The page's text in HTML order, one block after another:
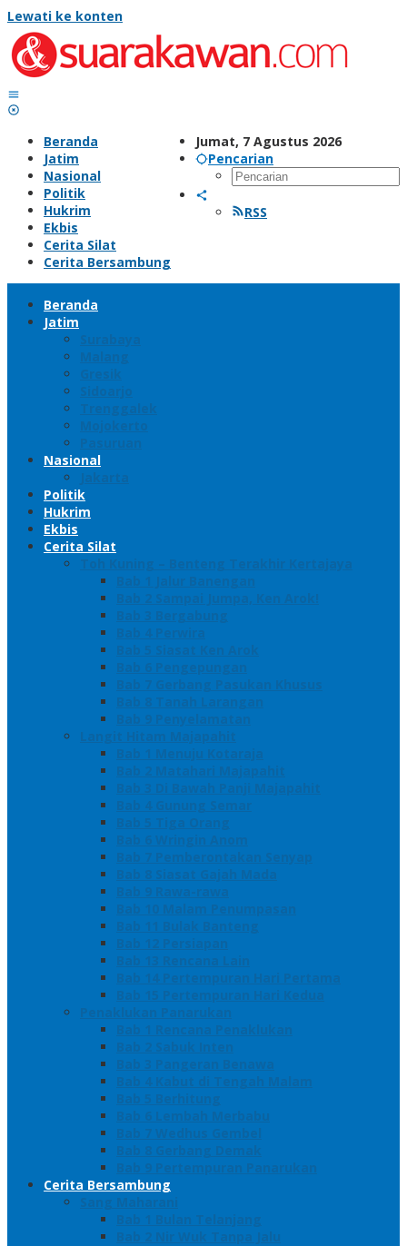
Lewati ke konten
Jumat, 7 Agustus 2026
Pencarian
RSS
Beranda
Jatim
Nasional
Politik
Hukrim
Ekbis
Cerita Silat
Cerita Bersambung
Beranda
Jatim
Surabaya
Malang
Gresik
Sidoarjo
Trenggalek
Mojokerto
Pasuruan
Nasional
Jakarta
Politik
Hukrim
Ekbis
Cerita Silat
Toh Kuning – Benteng Terakhir Kertajaya
Bab 1 Jalur Banengan
Bab 2 Sampai Jumpa, Ken Arok!
Bab 3 Bergabung
Bab 4 Perwira
Bab 5 Siasat Ken Arok
Bab 6 Pengepungan
Bab 7 Gerbang Pasukan Khusus
Bab 8 Tanah Larangan
Bab 9 Penyelamatan
Langit Hitam Majapahit
Bab 1 Menuju Kotaraja
Bab 2 Matahari Majapahit
Bab 3 Di Bawah Panji Majapahit
Bab 4 Gunung Semar
Bab 5 Tiga Orang
Bab 6 Wringin Anom
Bab 7 Pemberontakan Senyap
Bab 8 Siasat Gajah Mada
Bab 9 Rawa-rawa
Bab 10 Malam Penumpasan
Bab 11 Bulak Banteng
Bab 12 Persiapan
Bab 13 Rencana Lain
Bab 14 Pertempuran Hari Pertama
Bab 15 Pertempuran Hari Kedua
Penaklukan Panarukan
Bab 1 Rencana Penaklukan
Bab 2 Sabuk Inten
Bab 3 Pangeran Benawa
Bab 4 Kabut di Tengah Malam
Bab 5 Berhitung
Bab 6 Lembah Merbabu
Bab 7 Wedhus Gembel
Bab 8 Gerbang Demak
Bab 9 Pertempuran Panarukan
Cerita Bersambung
Sang Maharani
Bab 1 Bulan Telanjang
Bab 2 Nir Wuk Tanpa Jalu